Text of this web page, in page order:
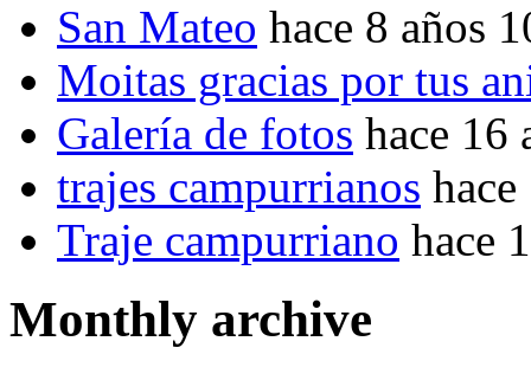
San Mateo hace 8 años
Moitas gracias por tus
Galería de fotos hace 16
trajes campurrianos
Traje campurriano hace
Monthly archive